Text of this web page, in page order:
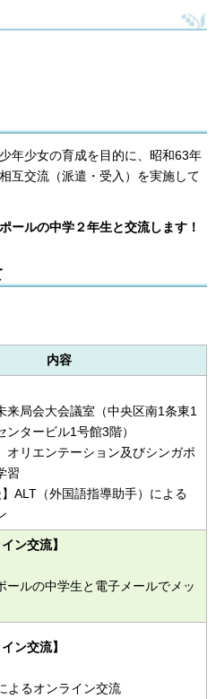
年少女の育成を目的に、昭和63年
互交流（派遣・受入）を実施して
ールの中学２年生と交流します！
内容
来局会大会議室（中央区南1条東1
ンタービル1号館3階）
オリエンテーション及びシンガポ
習
（外国語指導助手）による
ン交流】
ールの中学生と電子メールでメッ
ン交流】
よるオンライン交流